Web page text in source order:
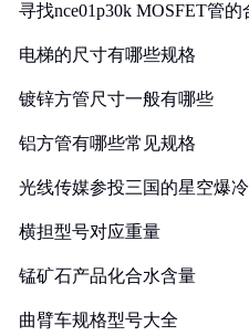
寻找nce01p30k MOSFET管
电梯的尺寸有哪些规格
镀锌方管尺寸一般有哪些
铝方管有哪些常见规格
光线传媒参投三国的星空爆冷
横担型号对应重量
锰矿石产品化合水含量
曲臂车规格型号大全